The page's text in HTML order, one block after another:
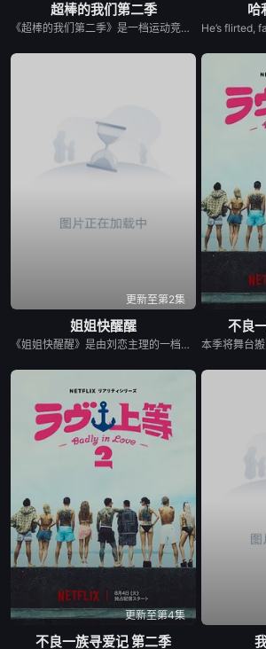
20240501
20240510
20240514
20240517 20240520
20240527 20240528
20240530 20240531
20240604 20240605
20240612 20240613
20240618
20240621
超棒的我们第二季
《超棒的我们第二季》是一档运动竞技成长类真人秀，集结多位棒球少年，以多维度考核争夺席位，层层比拼后选拔9位少年锁定首发，与强队对决。全程记录少年们从独自拼搏到凝聚团魂的成长，打造兼具竞技性与观赏性的青春成长纪实。
哈
更新至第2集
姐姐快醒醒
《姐姐快醒醒》是由刘恋主理的一档女性向视频播客节目，每期邀请一位有故事女性嘉宾来到刘恋家中，展开轻松、真实的朋友式对谈。节目围绕成长、关系、职场、情绪与人生选择等话题，呈现不同女性在聚光灯之外鲜活、有共鸣的一面。
不良
更新至第4集
不良一族寻爱记 第二季